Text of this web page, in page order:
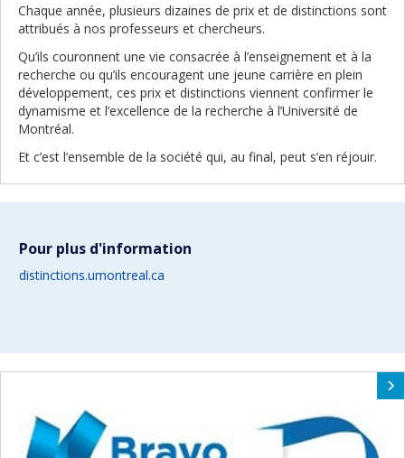
Chaque année, plusieurs dizaines de prix et de distinctions sont
attribués à nos professeurs et chercheurs.
Qu’ils couronnent une vie consacrée à l’enseignement et à la
recherche ou qu’ils encouragent une jeune carrière en plein
développement, ces prix et distinctions viennent confirmer le
dynamisme et l’excellence de la recherche à l’Université de
Montréal.
Et c’est l’ensemble de la société qui, au final, peut s’en réjouir.
Pour plus d'information
distinctions.umontreal.ca